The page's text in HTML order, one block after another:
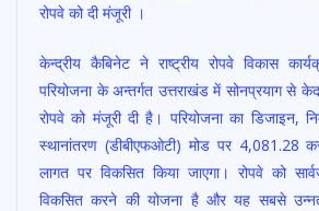
रोपवे को दी मंजूरी ।
केन्द्रीय कैबिनेट ने राष्ट्रीय रोपवे विकास
परियोजना के अन्तर्गत उत्तराखंड में सोनप्रयाग से
रोपवे को मंजूरी दी है। परियोजना का डिजाइन,
स्थानांतरण (डीबीएफओटी) मोड पर 4,081.28
लागत पर विकसित किया जाएगा। रोपवे को
विकसित करने की योजना है और यह सबसे